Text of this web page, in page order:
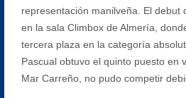
representación manilveña. El debut
en la sala Climbox de Almería,
tercera plaza en la categoría
Pascual obtuvo el quinto puesto en
Mar Carreño, no pudo competir